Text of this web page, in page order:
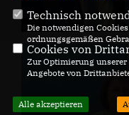
Technisch
Die notwendigen
ordnungsgemäßen
Cookies von
Zur Optimierung unserer
Angebote von
Alle akzeptieren